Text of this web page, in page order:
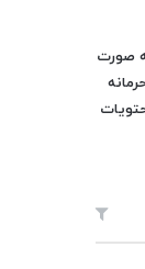
صورت